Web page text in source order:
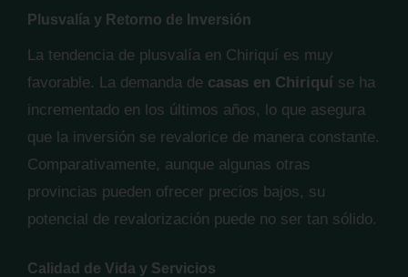
Plusvalía y Retorno de Inversión
La tendencia de plusvalía en Chiriquí es muy
favorable. La demanda de casas en Chiriquí se ha
incrementado en los últimos años, lo que asegura
que la inversión se revalorice de manera constante.
Comparativamente, aunque algunas otras
provincias pueden ofrecer precios bajos, su
potencial de revalorización puede no ser tan sólido.
Calidad de Vida y Servicios